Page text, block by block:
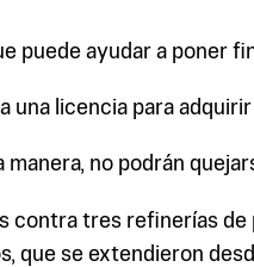
puede ayudar a poner
una licencia para
no podrán
tres refinerías
se extendieron